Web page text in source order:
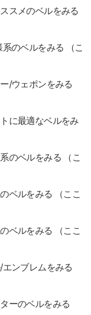
スメのベルをみる
のベルをみる （こ
/ウェポンをみる
に最適なベルをみ
のベルをみる （こ
ベルをみる （ここ
ベルをみる （ここ
ンブレムをみる
ーのベルをみる